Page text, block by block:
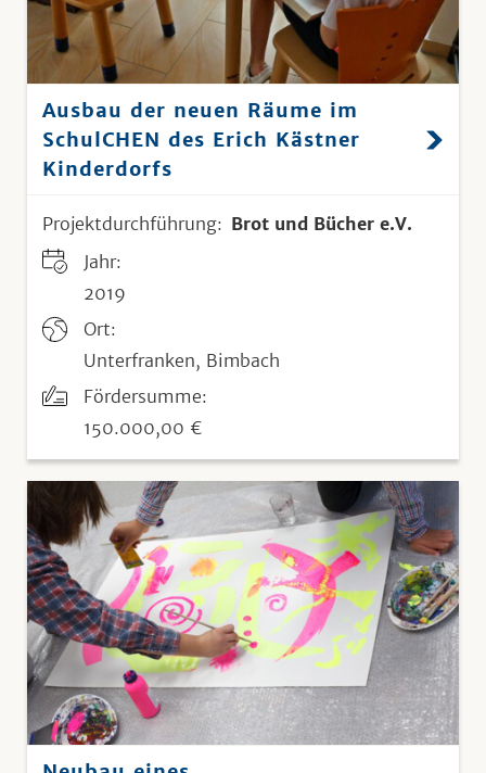
Ausbau der neuen Räume im
SchulCHEN des Erich Kästner
Kinderdorfs
Projektdurchführung: Brot und Bücher e.V.
Jahr:
2019
Ort:
Unterfranken, Bimbach
Fördersumme:
150.000,00 €